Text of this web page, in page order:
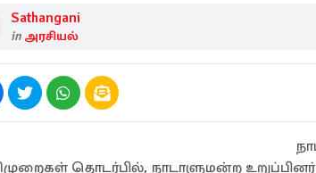
Sathangani
in அரசியல்
தொடர்பில், நாடாளுமன்ற உறுப்பினர்